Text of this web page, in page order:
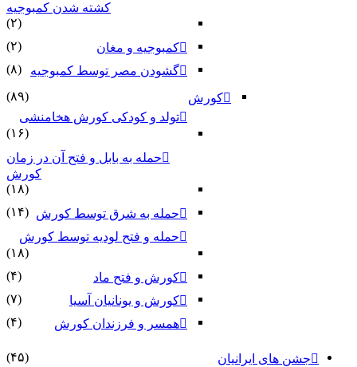
کشته شدن کمبوجیه
(۲)
کمبوجیه و مغان
(۲)
گشودن مصر توسط کمبوجیه
(۸)
کورش
(۸۹)
تولد و کودکی کورش هخامنشی
(۱۶)
حمله به بابل و فتح آن در زمان
کورش
(۱۸)
حمله به شرق توسط کورش (۱۴)
حمله و فتح لودیه توسط کورش
(۱۸)
کورش و فتح ماد
(۴)
کورش و یونانیان آسیا
(۷)
همسر و فرزندان کورش
(۴)
جشن های ایرانیان
(۴۵)